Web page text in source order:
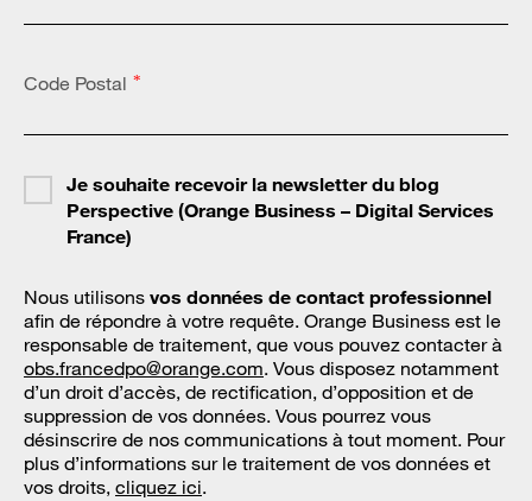
*
Code Postal
Je souhaite recevoir la newsletter du blog
Perspective (Orange Business – Digital Services
France)
Nous utilisons vos données de contact professionnel
afin de répondre à votre requête. Orange Business est le
responsable de traitement, que vous pouvez contacter à
obs.francedpo@orange.com. Vous disposez notamment
d’un droit d’accès, de rectification, d’opposition et de
suppression de vos données. Vous pourrez vous
désinscrire de nos communications à tout moment. Pour
plus d’informations sur le traitement de vos données et
vos droits, cliquez ici.